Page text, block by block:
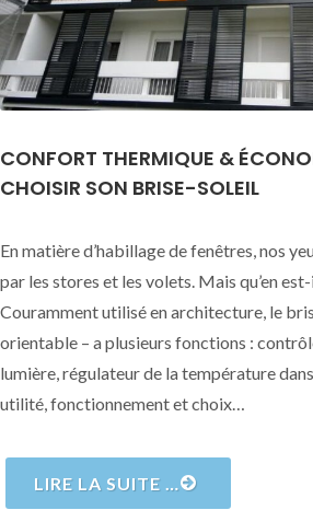
CONFORT THERMIQUE &
CHOISIR SON BRISE-SOLEIL
En matière d’habillage de fenêtres, nos
par les stores et les volets. Mais qu’en
Couramment utilisé en architecture, le
orientable – a plusieurs fonctions :
lumière, régulateur de la température
utilité, fonctionnement et choix…
LIRE LA SUITE …